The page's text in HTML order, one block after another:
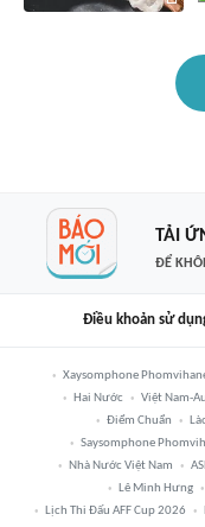
TẢI
ĐỂ
Điều khoản sử
Xaysomphone
Hai Nước
Việt Nam-
Điểm Chuẩn
Saysomphone
Nhà Nước Việt Nam
Lê Minh Hưng
Lịch Thi Đấu AFF Cup 2026